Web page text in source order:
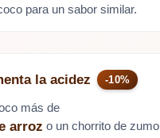
para un sabor similar.
la acidez -10%
más de
arroz o un chorrito de zumo